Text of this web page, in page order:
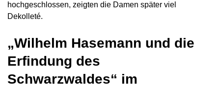
hochgeschlossen, zeigten die Damen später viel
Dekolleté.
„Wilhelm Hasemann und die
Erfindung des
Schwarzwaldes“ im